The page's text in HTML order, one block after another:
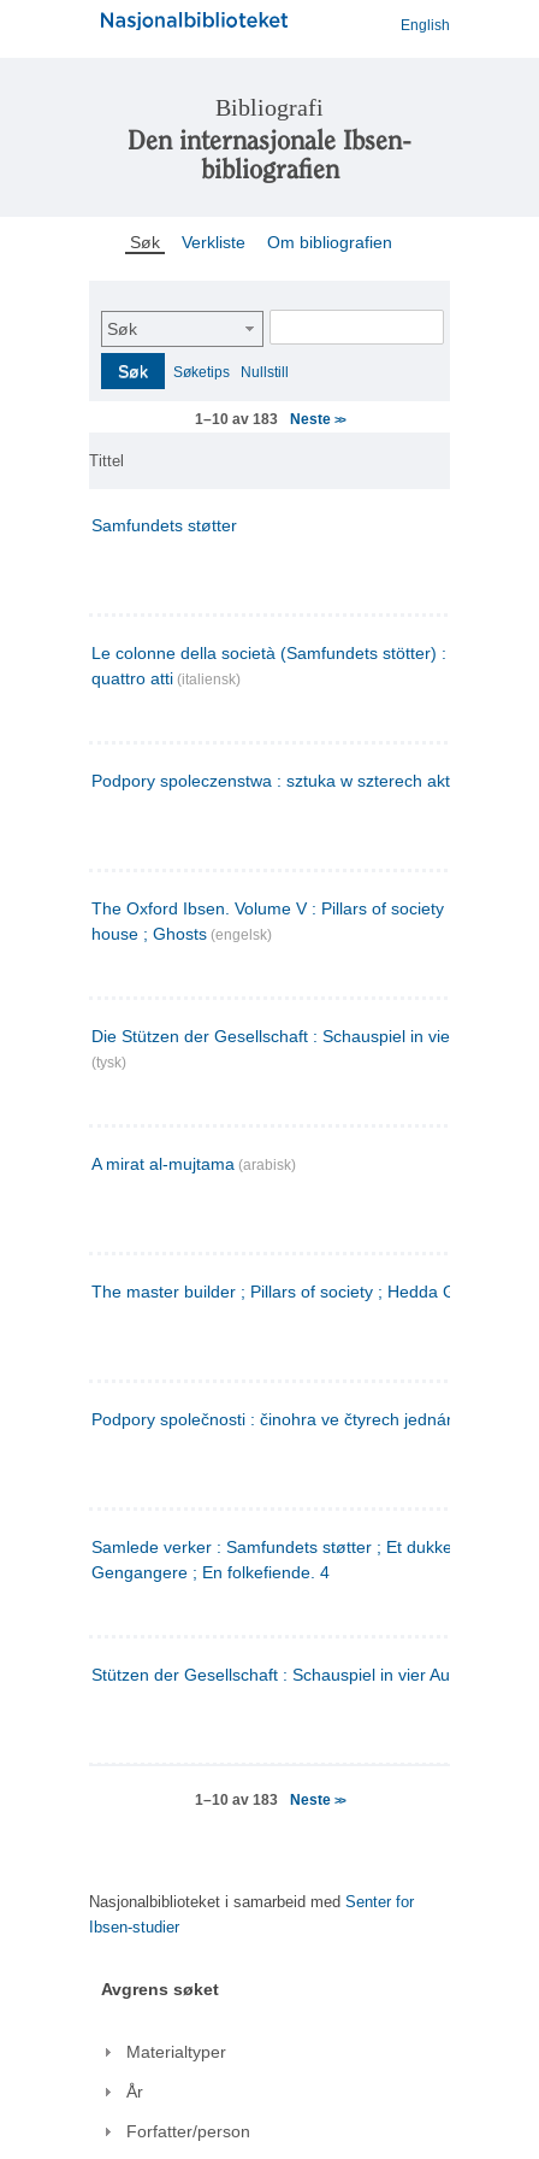
English
Bibliografi
Den internasjonale Ibsen-
bibliografien
Søk Verkliste Om bibliografien
Søk
Søk Søketips Nullstill
1–10 av 183 Neste >>
Tittel
Samfundets støtter
Le colonne della società (Samfundets stötter) : commedia
quattro atti (italiensk)
Podpory spoleczenstwa : sztuka w szterech aktach
The Oxford Ibsen. Volume V : Pillars of society ; A doll's
house ; Ghosts (engelsk)
Die Stützen der Gesellschaft : Schauspiel in vier Aufzügen
(tysk)
A mirat al-mujtama (arabisk)
The master builder ; Pillars of society ; Hedda Gabler
Podpory společnosti : činohra ve čtyrech jednáních
Samlede verker : Samfundets støtter ; Et dukkehjem ;
Gengangere ; En folkefiende. 4
Stützen der Gesellschaft : Schauspiel in vier Aufzügen
1–10 av 183 Neste >>
Nasjonalbiblioteket i samarbeid med Senter for
Ibsen-studier
Avgrens søket
Materialtyper
År
Forfatter/person